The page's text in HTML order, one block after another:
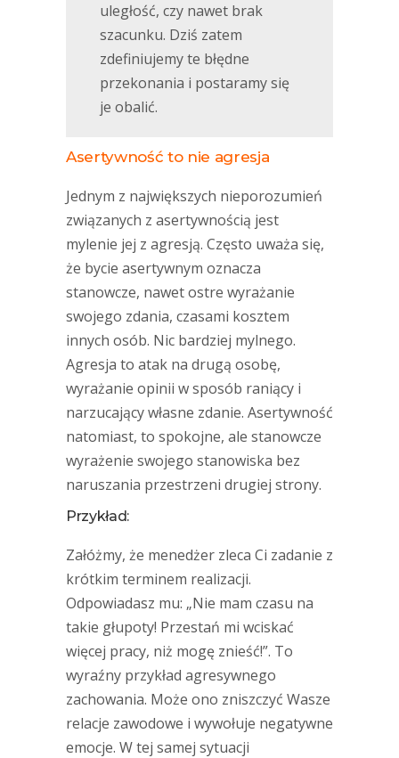
uległość, czy nawet brak
szacunku. Dziś zatem
zdefiniujemy te błędne
przekonania i postaramy się
je obalić.
Asertywność to nie agresja
Jednym z największych nieporozumień
związanych z asertywnością jest
mylenie jej z agresją. Często uważa się,
że bycie asertywnym oznacza
stanowcze, nawet ostre wyrażanie
swojego zdania, czasami kosztem
innych osób. Nic bardziej mylnego.
Agresja to atak na drugą osobę,
wyrażanie opinii w sposób raniący i
narzucający własne zdanie. Asertywność
natomiast, to spokojne, ale stanowcze
wyrażenie swojego stanowiska bez
naruszania przestrzeni drugiej strony.
Przykład:
Załóżmy, że menedżer zleca Ci zadanie z
krótkim terminem realizacji.
Odpowiadasz mu: „Nie mam czasu na
takie głupoty! Przestań mi wciskać
więcej pracy, niż mogę znieść!”. To
wyraźny przykład agresywnego
zachowania. Może ono zniszczyć Wasze
relacje zawodowe i wywołuje negatywne
emocje. W tej samej sytuacji